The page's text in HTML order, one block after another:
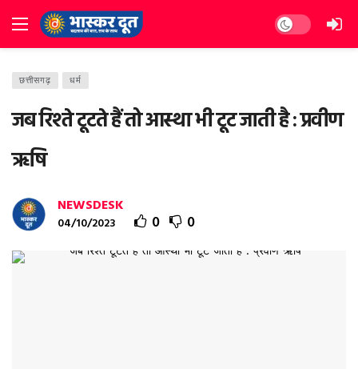
Dark mode
छत्तीसगढ़ धर्म
जब रिश्ते टूटते हैं तो आस्था भी टूट जाती है : प्रवीण
ऋषि
NEWSDESK
04/10/2023 0 0